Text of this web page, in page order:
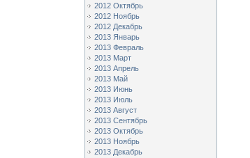
2012 Октябрь
2012 Ноябрь
2012 Декабрь
2013 Январь
2013 Февраль
2013 Март
2013 Апрель
2013 Май
2013 Июнь
2013 Июль
2013 Август
2013 Сентябрь
2013 Октябрь
2013 Ноябрь
2013 Декабрь